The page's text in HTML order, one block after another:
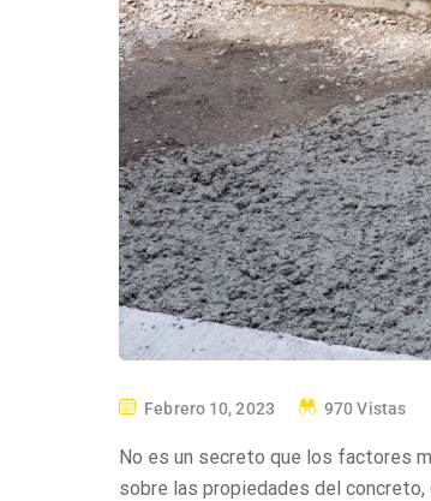
Febrero 10, 2023 970 Vistas
No es un secreto que los factores
sobre las propiedades del